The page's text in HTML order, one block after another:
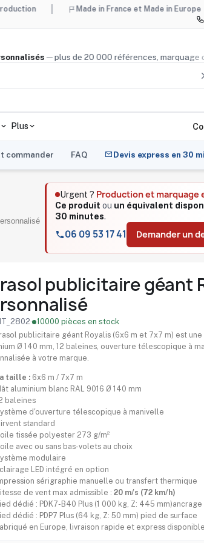
Made in France et Made in Europe
personnalisés— plus de 20 000 références,
Plus
commander FAQ Devis express en 30
Urgent ? Production et marquage
Ce produit ou un équivalent
30 minutes.
06 09 53 17 41 Demander un
publicitaire géant
· 10000 pièces en stock
publicitaire géant Royalis (6x6 m et 7x7 m) est
Ø 140 mm, 12 baleines, ouverture télescopique à
à votre marque.
taille :6x6 m / 7x7 m
aluminium blanc RAL 9016 Ø 140 mm
baleines
d'ouverture télescopique à manivelle
standard
tissée polyester 273 g/m²
avec ou sans bas-volets au choix
modulaire
LED intégré en option
sérigraphie manuelle ou transfert thermique
de vent max admissible : 20 m/s (72 km/h)
dédié : PDK7-B40 Plus (1 000 kg, Z: 445
dédié : PDP7 Plus (64 kg, Z: 50 mm) pied de surface
en Europe, livraison rapide et express disponible